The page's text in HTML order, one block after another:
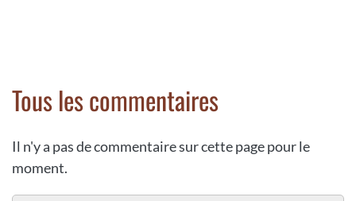
Tous les commentaires
Il n'y a pas de commentaire sur cette page pour le
moment.